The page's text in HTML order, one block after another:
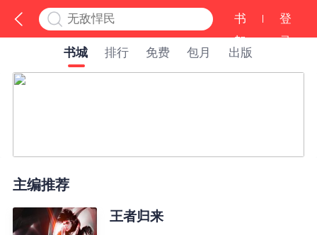
书
架
登
录
书城
排行 免费 包月 出版
主编推荐
王者归来